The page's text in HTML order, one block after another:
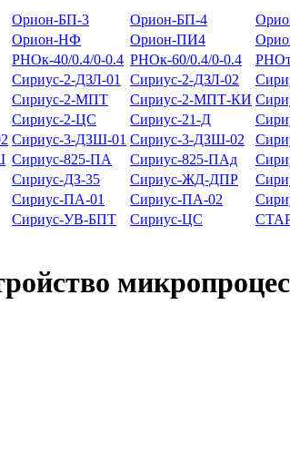
Орион-БП-3 Орион-БП-4
Орион-НФ Орион-ПИ4
РНОк-40/0.4/0-0.4 РНОк-60/0.4/0-0.4
Сириус-2-ДЗЛ-01 Сириус-2-ДЗЛ-02
Сириус-2-МПТ Сириус-2-МПТ-КИ
Сириус-2-ЦС Сириус-21-Д
Сириус-3-ДЗШ-01 Сириус-3-ДЗШ-02
Сириус-825-ПА Сириус-825-ПАд
Сириус-ДЗ-35 Сириус-ЖД-ДПР
Сириус-ПА-01 Сириус-ПА-02
Сириус-УВ-БПТ Сириус-ЦС